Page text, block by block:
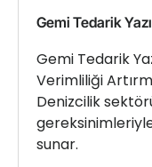
Gemi Tedarik
Gemi Tedarik
Verimliliği
Denizcilik
sunar.